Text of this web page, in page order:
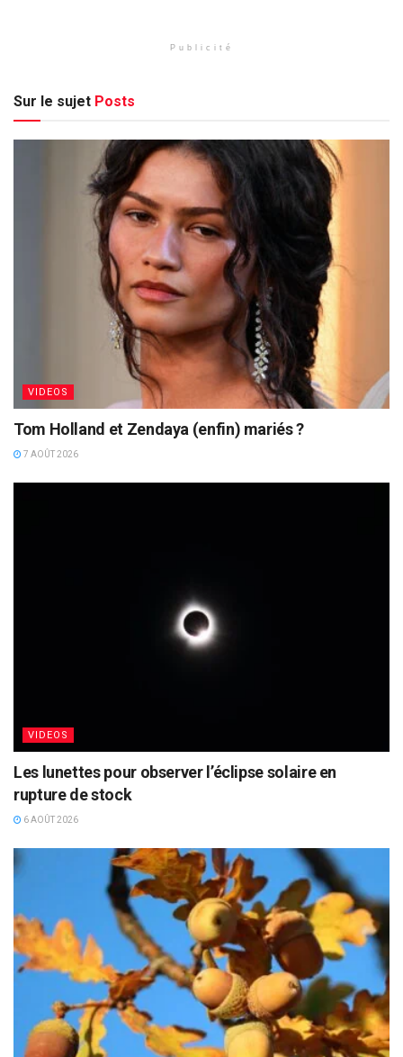
Publicité
Sur le sujet Posts
VIDEOS
Tom Holland et Zendaya (enfin) mariés ?
7 AOÛT 2026
VIDEOS
Les lunettes pour observer l’éclipse solaire en
rupture de stock
6 AOÛT 2026